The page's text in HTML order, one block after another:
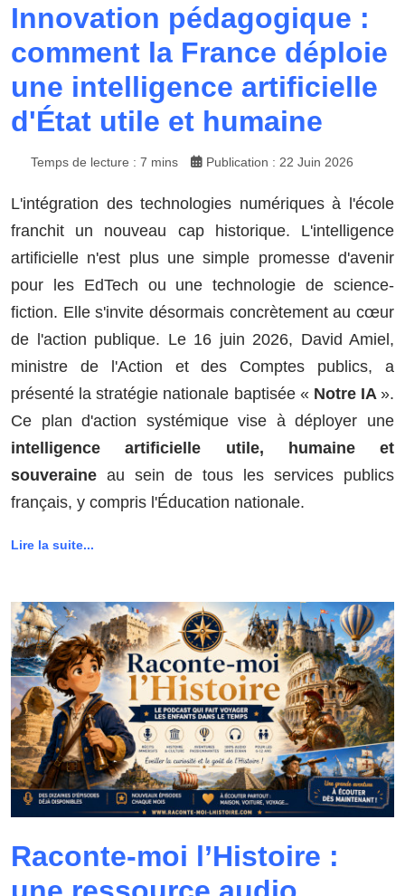
Innovation pédagogique :
comment la France déploie
une intelligence artificielle
d'État utile et humaine
Temps de lecture : 7 mins Publication : 22 Juin 2026
L'intégration des technologies numériques à l'école
franchit un nouveau cap historique. L'intelligence
artificielle n'est plus une simple promesse d'avenir
pour les EdTech ou une technologie de science-
fiction. Elle s'invite désormais concrètement au cœur
de l'action publique. Le 16 juin 2026, David Amiel,
ministre de l'Action et des Comptes publics, a
présenté la stratégie nationale baptisée «Notre IA ».
Ce plan d'action systémique vise à déployer une
intelligence artificielle utile, humaine et
souveraine au sein de tous les services publics
français, y compris l'Éducation nationale.
Lire la suite...
Raconte-moi l’Histoire :